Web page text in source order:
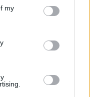
You may click to
third-party tags to
in below Google
my
adatto a
ogni azienda
della tonalità più
tenere
in cui